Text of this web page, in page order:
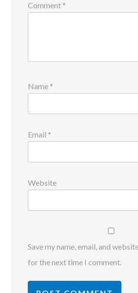
Comment *
Name *
Email *
Website
Save my name, email, and
for the next time I comment.